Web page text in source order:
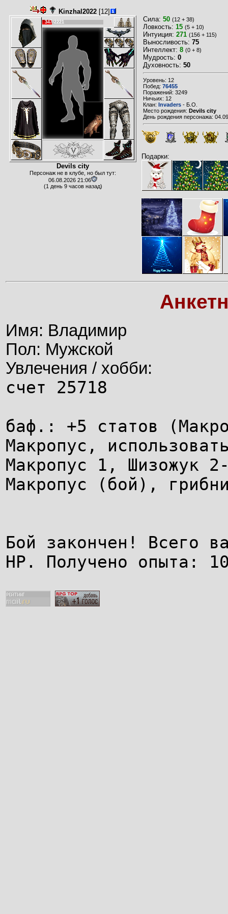
Kinzhal2022[12]
347/2221
Devils city
Персонаж не в клубе, но был тут:
06.08.2026 21:06
(1 день 9 часов назад)
Сила: 50 (12 + 38)
Ловкость: 15 (5 + 10)
Интуиция: 271 (156 + 115)
Выносливость: 75
Интеллект: 8 (0 + 8)
Мудрость: 0
Духовность: 50
Уровень: 12
Побед: 76455
Поражений: 3249
Ничьих: 12
Клан: Invaders - Б.О.
Место рождения: Devils city
День рождения персонажа:
Подарки:
Имя: Владимир
Пол: Мужской
Увлечения / хобби:
счет 25718
баф.: +5 статов
Макропус,
Макропус 1, Шизожук
Макропус (бой),
Бой закончен! Всего
HP. Получено опыта: